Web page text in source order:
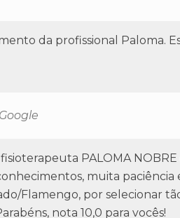
da profissional Paloma.
Google
PALOMA
muita
Flamengo, por selecionar
nota 10,0 para vocês!